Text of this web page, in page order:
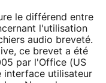
le différend entre
l'utilisation
audio breveté.
ce brevet a été
par l'Office (US
interface utilisateur